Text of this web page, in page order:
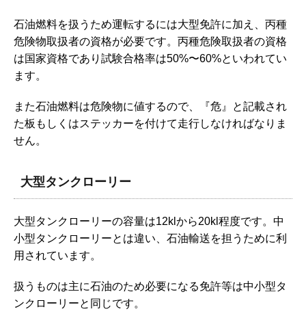
石油燃料を扱うため運転するには大型免許に加え、丙種
危険物取扱者の資格が必要です。丙種危険取扱者の資格
は国家資格であり試験合格率は50%〜60%といわれてい
ます。
また石油燃料は危険物に値するので、『危』と記載され
た板もしくはステッカーを付けて走行しなければなりま
せん。
大型タンクローリー
大型タンクローリーの容量は12klから20kl程度です。中
小型タンクローリーとは違い、石油輸送を担うために利
用されています。
扱うものは主に石油のため必要になる免許等は中小型タ
ンクローリーと同じです。